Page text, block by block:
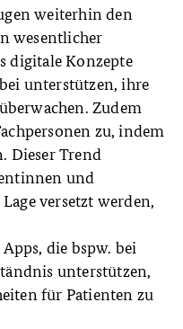
weiterhin den
wesentlicher
digitale Konzepte
unterstützen, ihre
Zudem
zu, indem
Dieser Trend
und
versetzt werden,
die bspw. bei
unterstützen,
für Patienten zu